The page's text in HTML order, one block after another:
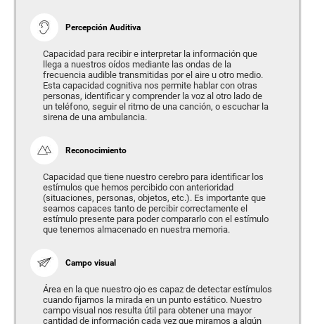
Percepción Auditiva
Capacidad para recibir e interpretar la información que
llega a nuestros oídos mediante las ondas de la
frecuencia audible transmitidas por el aire u otro medio.
Esta capacidad cognitiva nos permite hablar con otras
personas, identificar y comprender la voz al otro lado de
un teléfono, seguir el ritmo de una canción, o escuchar la
sirena de una ambulancia.
Reconocimiento
Capacidad que tiene nuestro cerebro para identificar los
estímulos que hemos percibido con anterioridad
(situaciones, personas, objetos, etc.). Es importante que
seamos capaces tanto de percibir correctamente el
estímulo presente para poder compararlo con el estímulo
que tenemos almacenado en nuestra memoria.
Campo visual
Área en la que nuestro ojo es capaz de detectar estímulos
cuando fijamos la mirada en un punto estático. Nuestro
campo visual nos resulta útil para obtener una mayor
cantidad de información cada vez que miramos a algún